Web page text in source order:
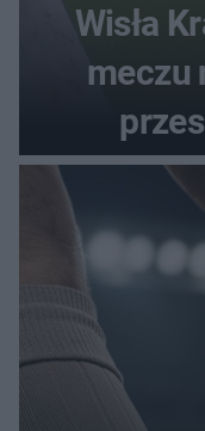
Wisła
meczu